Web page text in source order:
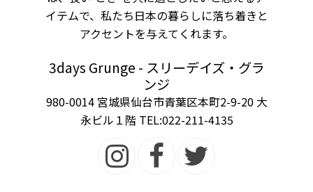
イテムで、私たち日本の暮らしに落ち着きと
アクセントを与えてくれます。
3days Grunge - スリーデイズ・グラ
ンジ
980-0014 宮城県仙台市青葉区本町2-9-20 大
永ビル１階 TEL:022-211-4135